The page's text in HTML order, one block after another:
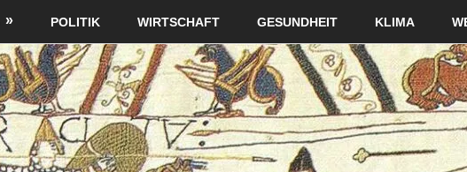
POLITIK WIRTSCHAFT GESUNDHEIT KLIMA